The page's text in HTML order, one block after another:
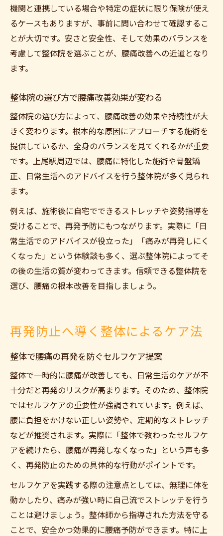
機関と連携している場合や特定の症状に限り保険が使え
るケースもありますが、事前に問い合わせて確認するこ
とが大切です。安さと安全性、そして効果のバランスを
考慮して整体院を選ぶことが、腰痛改善への近道となり
ます。
整体院の選び方で腰痛改善効果が変わる
整体院の選び方によって、腰痛改善の効果や持続性が大
きく変わります。根本的な原因にアプローチする施術を
提供しているか、全身のバランスを見てくれるかが重要
です。上尾駅周辺では、腰痛に特化した施術や骨盤矯
正、日常生活へのアドバイスを行う整体院が多く見られ
ます。
例えば、施術後に自宅でできるストレッチや姿勢指導を
受けることで、再発予防にもつながります。実際に「日
常生活でのアドバイスが役立った」「痛みが再発しにく
くなった」という体験談も多く、選ぶ整体院によってそ
の後の生活の質が変わってきます。信頼できる整体院を
選び、腰痛の根本改善を目指しましょう。
再発防止へ導く整体によるケア法
整体で腰痛の再発を防ぐセルフケア提案
整体で一時的に腰痛が改善しても、日常生活のケアが不
十分だと再発のリスクが高まります。そのため、整体院
ではセルフケアの重要性が強調されています。例えば、
腰に負担をかけない正しい姿勢や、定期的なストレッチ
などが推奨されます。実際に「整体で教わったセルフケ
アを続けたら、腰痛が再発しなくなった」という声も多
く、再発防止のための具体的な行動がポイントです。
セルフケアを実践する際の注意点としては、無理に体を
動かしたり、痛みが強い時に自己流でストレッチを行う
ことは避けましょう。整体師から指導された方法を守る
ことで、安全かつ効果的に腰痛予防ができます。特に上